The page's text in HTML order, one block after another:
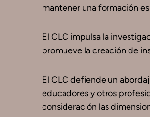
mantener una formación
El CLC impulsa la
promueve la creación de
El CLC defiende un
educadores y otros
consideración las